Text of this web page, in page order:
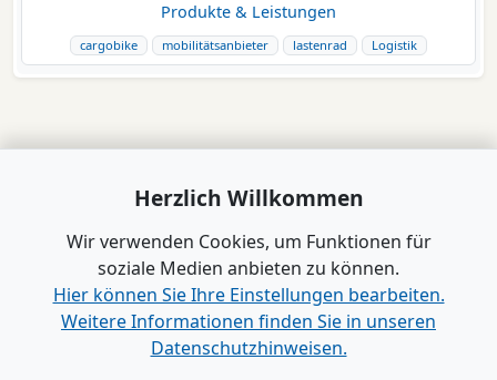
Produkte & Leistungen
cargobike mobilitätsanbieter lastenrad Logistik
Herzlich Willkommen
Wir verwenden Cookies, um Funktionen für
soziale Medien anbieten zu können.
Hier können Sie Ihre Einstellungen bearbeiten.
Weitere Informationen finden Sie in unseren
Datenschutzhinweisen.